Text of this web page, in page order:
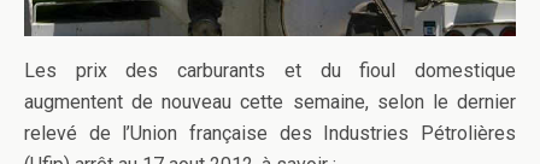
Les prix des carburants et du fioul domestique
augmentent de nouveau cette semaine, selon le dernier
relevé de l’Union française des Industries Pétrolières